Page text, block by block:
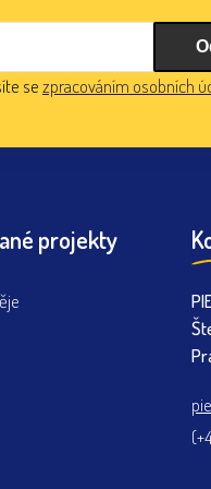
sezpracováním osobních
projekty